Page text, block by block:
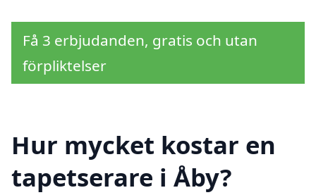
Få 3 erbjudanden, gratis och utan
förpliktelser
Hur mycket kostar en
tapetserare i Åby?